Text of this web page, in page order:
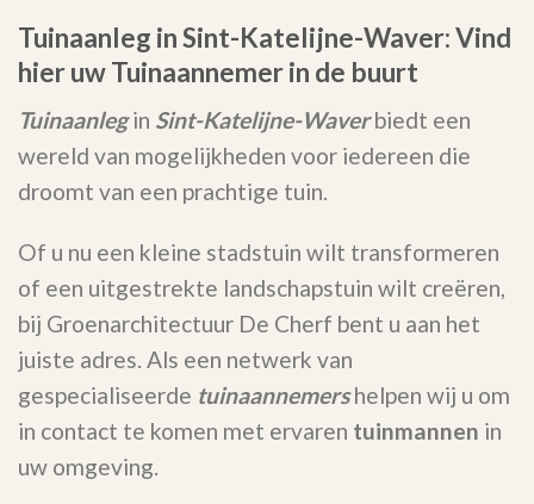
Tuinaanleg in Sint-Katelijne-Waver: Vind
hier uw Tuinaannemer in de buurt
Tuinaanlegin Sint-Katelijne-Waverbiedt een
wereld van mogelijkheden voor iedereen die
droomt van een prachtige tuin.
Of u nu een kleine stadstuin wilt transformeren
of een uitgestrekte landschapstuin wilt creëren,
bij Groenarchitectuur De Cherf bent u aan het
juiste adres. Als een netwerk van
gespecialiseerde tuinaannemershelpen wij u om
in contact te komen met ervaren tuinmannen in
uw omgeving.